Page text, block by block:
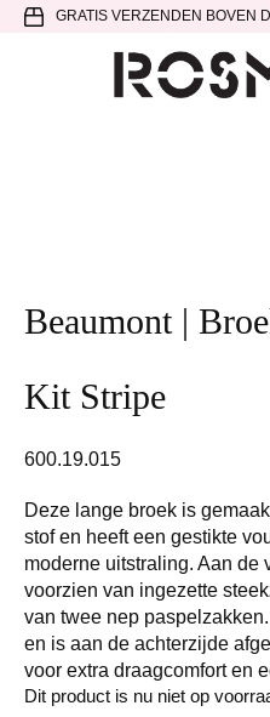
Spring
hoofdnavigatie
Door
SpringGRATIS VERZENDEN BOVEN
Beaumont |
Kit Stripe
600.19.015
Deze lange broek is
stof en heeft een gestikte
moderne uitstraling. Aan de
voorzien van ingezette
van twee nep
en is aan de achterzijde
voor extra draagcomfort en
Dit product is nu niet op